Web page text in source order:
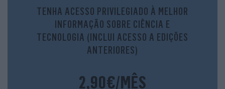
visual, como também confere um toque de sofisticação
TENHA ACESSO PRIVILEGIADO À MELHOR
INFORMAÇÃO SOBRE CIÊNCIA E
TECNOLOGIA (INCLUI ACESSO A EDIÇÕES
ANTERIORES)
2,90€/MÊS